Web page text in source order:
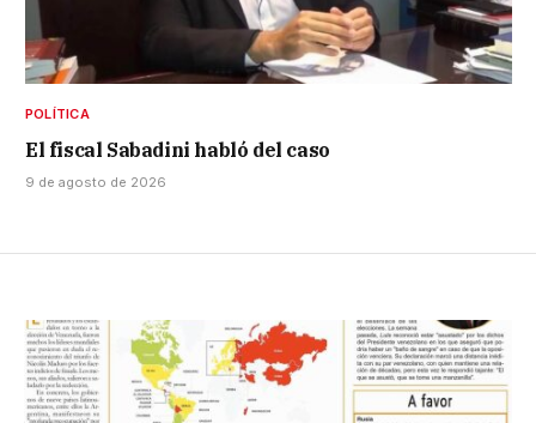
POLÍTICA
El fiscal Sabadini habló del caso
9 de agosto de 2026